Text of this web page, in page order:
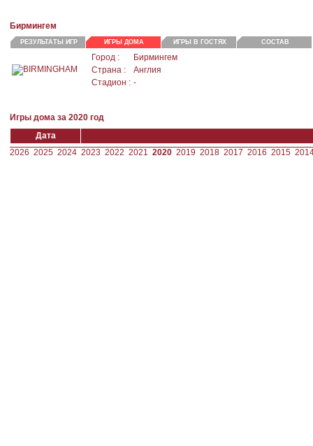
Бирмингем
РЕЗУЛЬТАТЫ ИГР ИГРЫ ДОМА ИГРЫ В ГОСТЯХ СОСТАВ
Город :
Бирмингем
Страна :
Англия
Стадион : -
Игры дома за 2020 год
Дата
2026 2025 2024 2023 2022 2021 2020 2019 2018 2017 2016 2015